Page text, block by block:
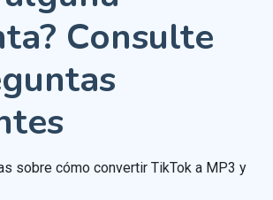
Consulte
sobre cómo convertir TikTok a MP3 y